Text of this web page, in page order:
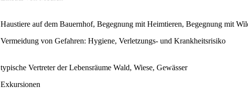
Haustiere auf dem Bauernhof, Begegnung mit Heimtieren, Begegnung mit
Vermeidung von Gefahren: Hygiene, Verletzungs- und Krankheitsrisiko
typische Vertreter der Lebensräume Wald, Wiese, Gewässer
Exkursionen